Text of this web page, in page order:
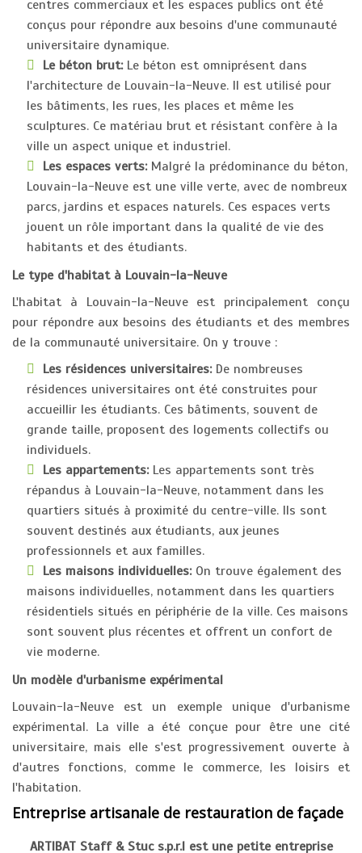
centres commerciaux et les espaces publics ont été
conçus pour répondre aux besoins d'une communauté
universitaire dynamique.
Le béton brut:Le béton est omniprésent dans
l'architecture de Louvain-la-Neuve. Il est utilisé pour
les bâtiments, les rues, les places et même les
sculptures. Ce matériau brut et résistant confère à la
ville un aspect unique et industriel.
Les espaces verts:Malgré la prédominance du béton,
Louvain-la-Neuve est une ville verte, avec de nombreux
parcs, jardins et espaces naturels. Ces espaces verts
jouent un rôle important dans la qualité de vie des
habitants et des étudiants.
Le type d'habitat à Louvain-la-Neuve
L'habitat à Louvain-la-Neuve est principalement conçu
pour répondre aux besoins des étudiants et des membres
de la communauté universitaire. On y trouve :
Les résidences universitaires:De nombreuses
résidences universitaires ont été construites pour
accueillir les étudiants. Ces bâtiments, souvent de
grande taille, proposent des logements collectifs ou
individuels.
Les appartements:Les appartements sont très
répandus à Louvain-la-Neuve, notamment dans les
quartiers situés à proximité du centre-ville. Ils sont
souvent destinés aux étudiants, aux jeunes
professionnels et aux familles.
Les maisons individuelles:On trouve également des
maisons individuelles, notamment dans les quartiers
résidentiels situés en périphérie de la ville. Ces maisons
sont souvent plus récentes et offrent un confort de
vie moderne.
Un modèle d'urbanisme expérimental
Louvain-la-Neuve est un exemple unique d'urbanisme
expérimental. La ville a été conçue pour être une cité
universitaire, mais elle s'est progressivement ouverte à
d'autres fonctions, comme le commerce, les loisirs et
l'habitation.
Entreprise artisanale de restauration de façade
ARTIBAT Staff & Stuc s.p.r.l est une petite entreprise